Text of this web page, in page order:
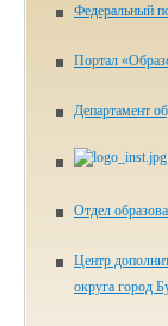
Федеральный
Портал
Департамент
Отдел
Центр
округа город